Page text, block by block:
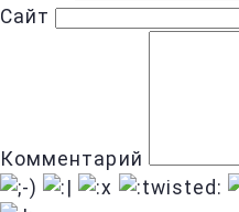
Сайт
Комментарий